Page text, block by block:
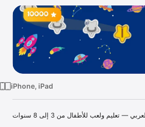
iPad
Mac
Vision
Watch
iPhone, iPad
تعلّم الحروف العربية بالعربي — تعليم ولعب للأطفال من 3 إلى 8 سنوات